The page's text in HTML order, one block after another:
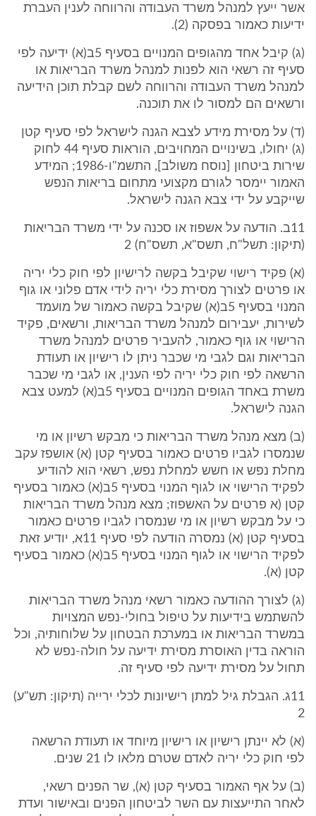
אשר ייעץ למנהל משרד העבודה והרווחה לענין העברת
ידיעות כאמור בפסקה (2).
(ג) קיבל אחד מהגופים המנויים בסעיף 5ב(א) ידיעה לפי
סעיף זה רשאי הוא לפנות למנהל משרד הבריאות או
למנהל משרד העבודה והרווחה לשם קבלת תוכן הידיעה
ורשאים הם למסור לו את תוכנה.
(ד) על מסירת מידע לצבא הגנה לישראל לפי סעיף קטן
(ג) יחולו, בשינויים המחויבים, הוראות סעיף 44 לחוק
שירות ביטחון [נוסח משולב], התשמ"ו-1986; המידע
האמור יימסר לגורם מקצועי מתחום בריאות הנפש
שייקבע על ידי צבא הגנה לישראל.
11ב. הודעה על אשפוז או סכנה על ידי משרד הבריאות
(תיקון: תשל"ח, תשס"א, תשס"ח) 2
(א) פקיד רישוי שקיבל בקשה לרישיון לפי חוק כלי יריה
או פרטים לצורך מסירת כלי יריה לידי אדם פלוני או גוף
המנוי בסעיף 5ב(א) שקיבל בקשה כאמור של מועמד
לשירות, יעבירום למנהל משרד הבריאות, ורשאים, פקיד
הרישוי או גוף כאמור, להעביר פרטים למנהל משרד
הבריאות וגם לגבי מי שכבר ניתן לו רישיון או תעודת
הרשאה לפי חוק כלי יריה לפי הענין, או לגבי מי שכבר
משרת באחד הגופים המנויים בסעיף 5ב(א) למעט צבא
הגנה לישראל.
(ב) מצא מנהל משרד הבריאות כי מבקש רשיון או מי
שנמסרו לגביו פרטים כאמור בסעיף קטן (א) אושפז עקב
מחלת נפש או חשש למחלת נפש, רשאי הוא להודיע
לפקיד הרישוי או לגוף המנוי בסעיף 5ב(א) כאמור בסעיף
קטן (א פרטים על האשפוז; מצא מנהל משרד הבריאות
כי על מבקש רשיון או מי שנמסרו לגביו פרטים כאמור
בסעיף קטן (א) נמסרה הודעה לפי סעיף 11א, יודיע זאת
לפקיד הרישוי או לגוף המנוי בסעיף 5ב(א) כאמור בסעיף
קטן (א).
(ג) לצורך ההודעה כאמור רשאי מנהל משרד הבריאות
להשתמש בידיעות על טיפול בחולי-נפש המצויות
במשרד הבריאות או במערכת הבטחון על שלוחותיה, וכל
הוראה בדין האוסרת מסירת ידיעה על חולה-נפש לא
תחול על מסירת ידיעה לפי סעיף זה.
11ג. הגבלת גיל למתן רישיונות לכלי ירייה (תיקון: תש"ע)
2
(א) לא יינתן רישיון או רישיון מיוחד או תעודת הרשאה
לפי חוק כלי יריה לאדם שטרם מלאו לו 21 שנים.
(ב) על אף האמור בסעיף קטן (א), שר הפנים רשאי,
לאחר התייעצות עם השר לביטחון הפנים ובאישור ועדת